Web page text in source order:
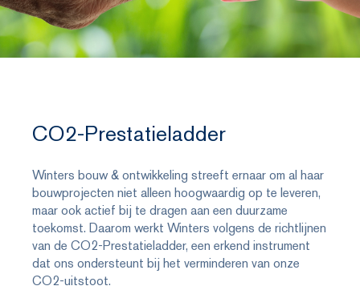
CO2-Prestatieladder
Winters bouw & ontwikkeling streeft ernaar om al haar
bouwprojecten niet alleen hoogwaardig op te leveren,
maar ook actief bij te dragen aan een duurzame
toekomst. Daarom werkt Winters volgens de richtlijnen
van de CO2-Prestatieladder, een erkend instrument
dat ons ondersteunt bij het verminderen van onze
CO2-uitstoot.